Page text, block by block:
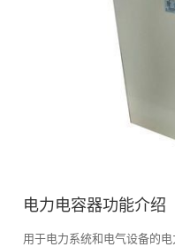
电力电容器功能介绍
用于电力系统和电气设备的